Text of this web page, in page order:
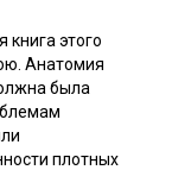
книга этого
Анатомия
была
плотных